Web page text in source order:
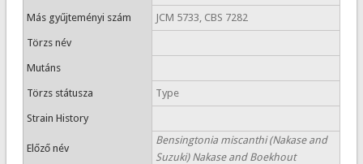
Más gyűjteményi szám JCM 5733, CBS 7282
Törzs név
Mutáns
Törzs státusza Type
Strain History
Előző név
Bensingtonia miscanthi (Nakase and
Suzuki) Nakase and Boekhout